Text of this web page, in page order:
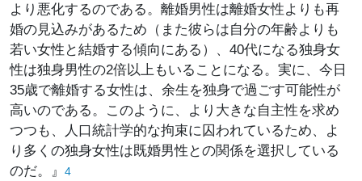
より悪化するのである。離婚男性は離婚女性よりも再
婚の見込みがあるため（また彼らは自分の年齢よりも
若い女性と結婚する傾向にある）、40代になる独身女
性は独身男性の2倍以上もいることになる。実に、今日
35歳で離婚する女性は、余生を独身で過ごす可能性が
高いのである。このように、より大きな自主性を求め
つつも、人口統計学的な拘束に囚われているため、よ
り多くの独身女性は既婚男性との関係を選択している
のだ。』 4